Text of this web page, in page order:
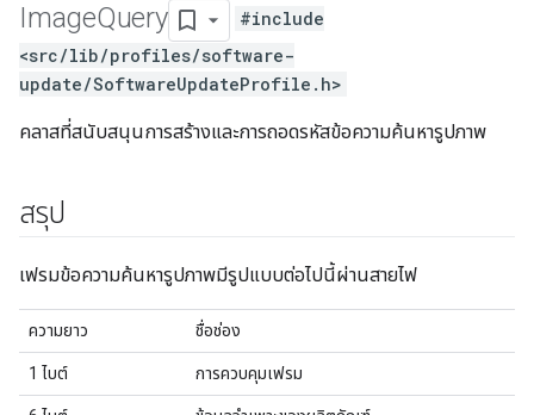
ImageQuery
#include
<src/lib/profiles/software-
update/SoftwareUpdateProfile.h>
คลาสที่สนับสนุนการสร้างและการถอดรหัสข้อความค้นหารูปภาพ
สรุป
เฟรมข้อความค้นหารูปภาพมีรูปแบบต่อไปนี้ผ่านสายไฟ
ความยาว ชื่อช่อง
1 ไบต์ การควบคุมเฟรม